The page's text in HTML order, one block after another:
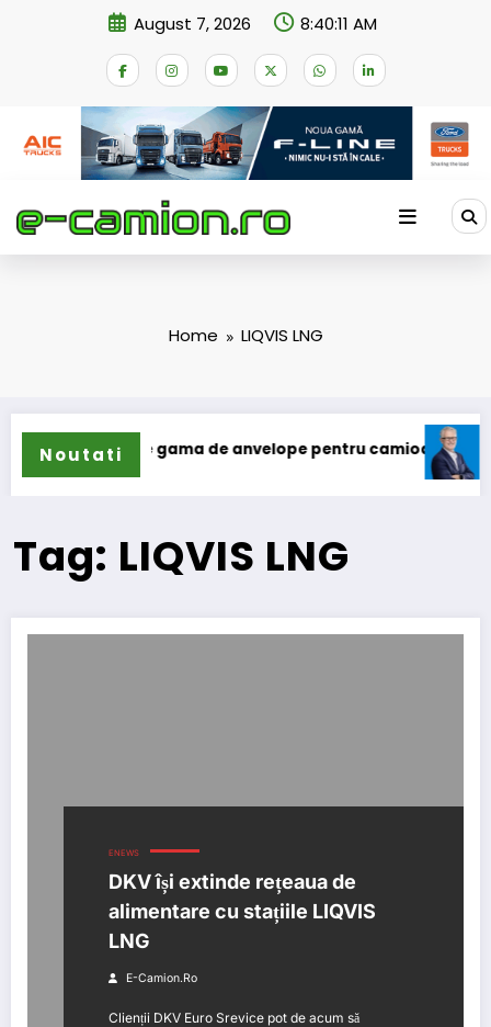
August 7, 2026 8:40:11 AM
Home LIQVIS LNG
Noutati
își extinde gama de anvelope pentru camioane Lars
Tag: LIQVIS LNG
ENEWS
DKV își extinde rețeaua de
alimentare cu stațiile LIQVIS
LNG
E-Camion.ro
Clienții DKV Euro Srevice pot de acum să